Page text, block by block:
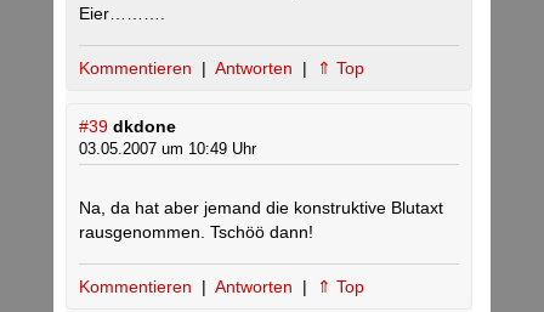
Eier……….
Kommentieren | Antworten | ⇑ Top
#39 dkdone
03.05.2007 um 10:49 Uhr
Na, da hat aber jemand die konstruktive Blutaxt
rausgenommen. Tschöö dann!
Kommentieren | Antworten | ⇑ Top